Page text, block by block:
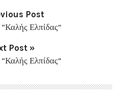
Post
Ελπίδας”
Post »
Ελπίδας”